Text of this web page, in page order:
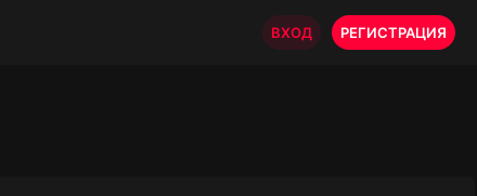
ВХОД РЕГИСТРАЦИЯ